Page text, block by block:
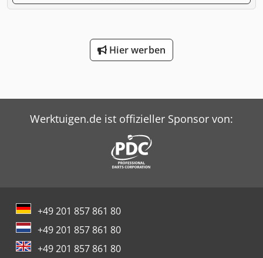
Hier werben
Werktuigen.de ist offizieller Sponsor von:
+49 201 857 861 80
+49 201 857 861 80
+49 201 857 861 80